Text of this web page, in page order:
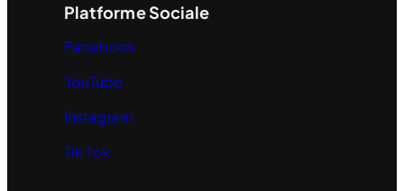
Platforme Sociale
Facebook
YouTube
Instagram
Tik Tok